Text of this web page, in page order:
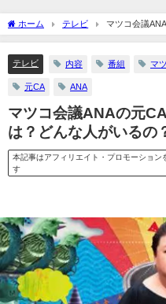
ホーム テレビ
マツコ会議
人がいるの？
テレビ 内容 番組 マ
元CA ANA
マツコ会議ANAの元
は？どんな人がいるの
本記事はアフィリエイト・プロモーション
す